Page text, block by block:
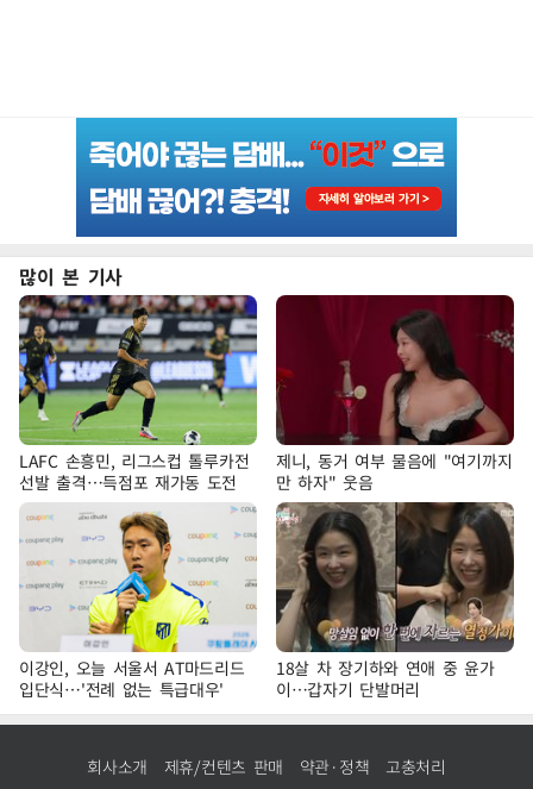
많이 본 기사
LAFC 손흥민, 리그스컵 톨루카전
선발 출격…득점포 재가동 도전
제니, 동거 여부 물음에 "여기까지
만 하자" 웃음
이강인, 오늘 서울서 AT마드리드
입단식…'전례 없는 특급대우'
18살 차 장기하와 연애 중 윤가
이…갑자기 단발머리
회사소개 제휴/컨텐츠 판매 약관·정책 고충처리